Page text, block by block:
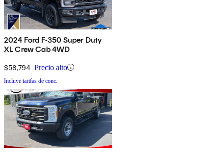
2024 Ford F-350 Super Duty
XL Crew Cab 4WD
$58,794 Precio alto
Incluye tarifas de conc.